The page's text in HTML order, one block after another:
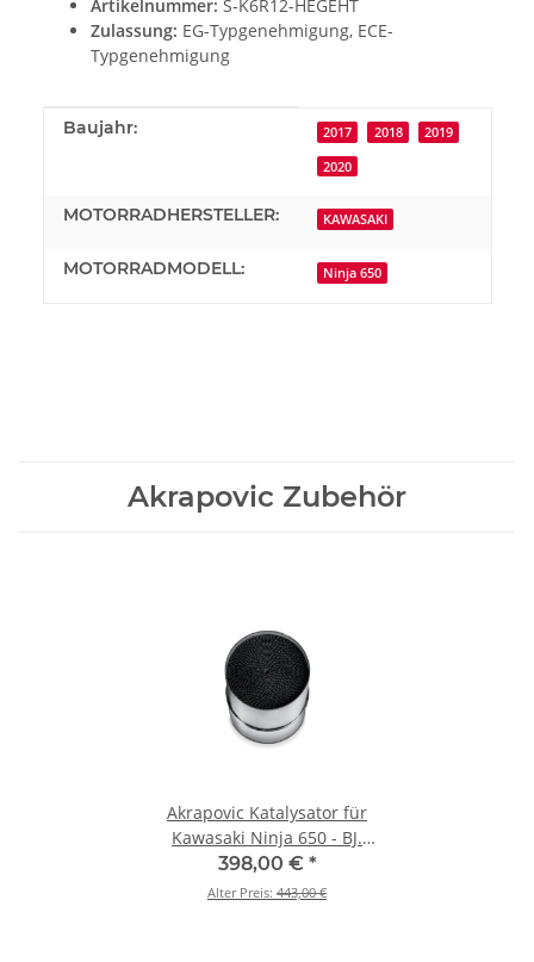
Artikelnummer: S-K6R12-HEGEHT
Zulassung: EG-Typgenehmigung, ECE-
Typgenehmigung
Produkteigenschaft
Wert
Baujahr: 2017 2018 2019
2020
MOTORRADHERSTELLER: KAWASAKI
MOTORRADMODELL: Ninja 650
Akrapovic Zubehör
Akrapovic Katalysator für
Kawasaki Ninja 650 - BJ.
2017 > 2020 (P-KAT-076)
398,00 € *
Alter Preis: 443,00 €